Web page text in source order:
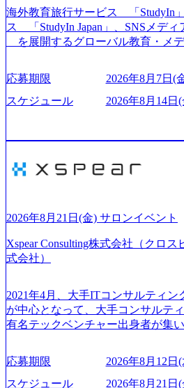
の736名（2024年1月）に到達。上
のスピードを上げている。 人にフ
る唯一無二のコンサルティングフ
サンド 執行役員新山氏、庄司氏イ
2015年に設立され、前年比205%の
急速な成長を遂げている。 ​ 新規事
戦略立案、IT導入までをワンスト
ティングファームである。 ​- 2025
名を擁し、事業拡大を続けている。 「人」にフォーカス
当てたコンサルティング会社とし
としたサービスを提供している。
ティングファームやSIer、事業会社
の社員が活躍している。 年間休日
制、有給休暇初年度10日（消化率
ど、充実した休暇制度を整備して
リフレッシュ休暇など、社員同士
する取り組みが充実している。 2026年8月13日(木) 19:00～2
0:30予定 2026年8月7日(金) 16:00 コ
界セミナーを実施しています。 ●
海外教育旅行サービス 「StudyIn
ス 「StudyIn Japan」、SNSメデ
を展開するグローバル教育・メ
育支援サービスを提供している 動画メディア事業を基盤と
して、留学支援・訪日教育旅行・
を展開している Mission:より多くの
ラになる Value： INTEGRITY誠実
て伝える、自責かつ利他の精神で
る、失敗を恐れずにふみだす、執
WNERSHIP当事者であろう みずか
だわろう 今すぐ決める、すばやく
回す、結果が出るまでやり抜く
0:00 (60分) 2026年8月7日(金) 16:00
です。評価の場ではないため、キ
方にもご参加いただけます。 連休
ため、在職中の方も有給を取得す
慮なくご参加いただけます。帰省
旅行事業の内容とビジネスモデル/
社後のキャリアパス ・質疑応答(20
応募期限
2026年8月7日(
スケジュール
2026年8月14日
2026年8月21日(金) サロンイベント
Xspear Consulting株式会社（クロ
式会社）
2021年4月、大手ITコンサルティ
が中心となって、大手コンサルテ
有名テックベンチャー出身者が集
い」という想いの下で立ち上げた
ーがビジネスの成功に大きな影響
て、20年以上にわたってFintech業
応募期限
2026年8月12日
スケジュール
2026年8月21日